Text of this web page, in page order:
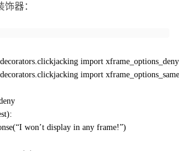
器：
import xframe_options_deny
import
won’t display in any frame!”)